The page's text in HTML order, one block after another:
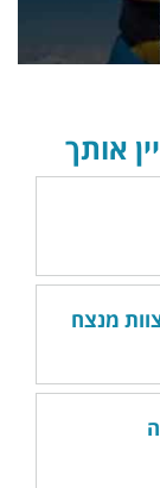
אותך
מנצח